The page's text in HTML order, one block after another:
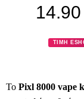
14.90
ΤΙΜΗ
Το Pixl 8000 vape